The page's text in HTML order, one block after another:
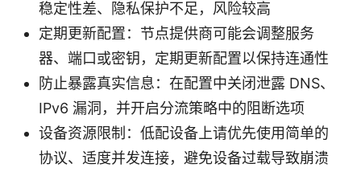
稳定性差、隐私保护不足，风险较高
定期更新配置：节点提供商可能会调整服务
器、端口或密钥，定期更新配置以保持连通性
防止暴露真实信息：在配置中关闭泄露 DNS、
IPv6 漏洞，并开启分流策略中的阻断选项
设备资源限制：低配设备上请优先使用简单的
协议、适度并发连接，避免设备过载导致崩溃